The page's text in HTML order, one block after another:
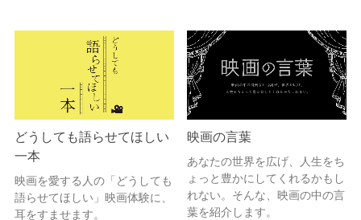
どうしても語らせてほしい
一本
映画を愛する人の「どうしても
語らせてほしい」映画体験に、
耳をすませます。
映画の言葉
あなたの世界を広げ、人生をち
ょっと豊かにしてくれるかもし
れない。そんな、映画の中の言
葉を紹介します。